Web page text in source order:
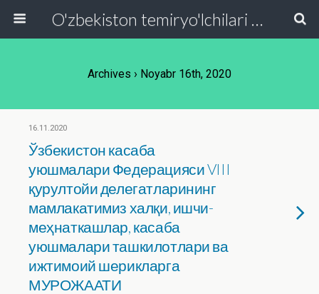
O'zbekiston temiryo'lchilari va transport quruvchilari kasaba uyushmasi Respublika Kengashi
Archives › Noyabr 16th, 2020
16.11.2020
Ўзбекистон касаба
уюшмалари Федерацияси VIII
қурултойи делегатларининг
мамлакатимиз халқи, ишчи-
меҳнаткашлар, касаба
уюшмалари ташкилотлари ва
ижтимоий шерикларга
МУРОЖААТИ